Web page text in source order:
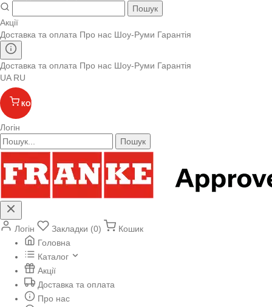
Пошук
Акції
Доставка та оплата Про нас Шоу-Руми Гарантія
Доставка та оплата Про нас Шоу-Руми Гарантія
UA RU
КОШИК
Логін
Пошук
Логін Закладки (0)
Кошик
Головна
Каталог
Акції
Доставка та оплата
Про нас